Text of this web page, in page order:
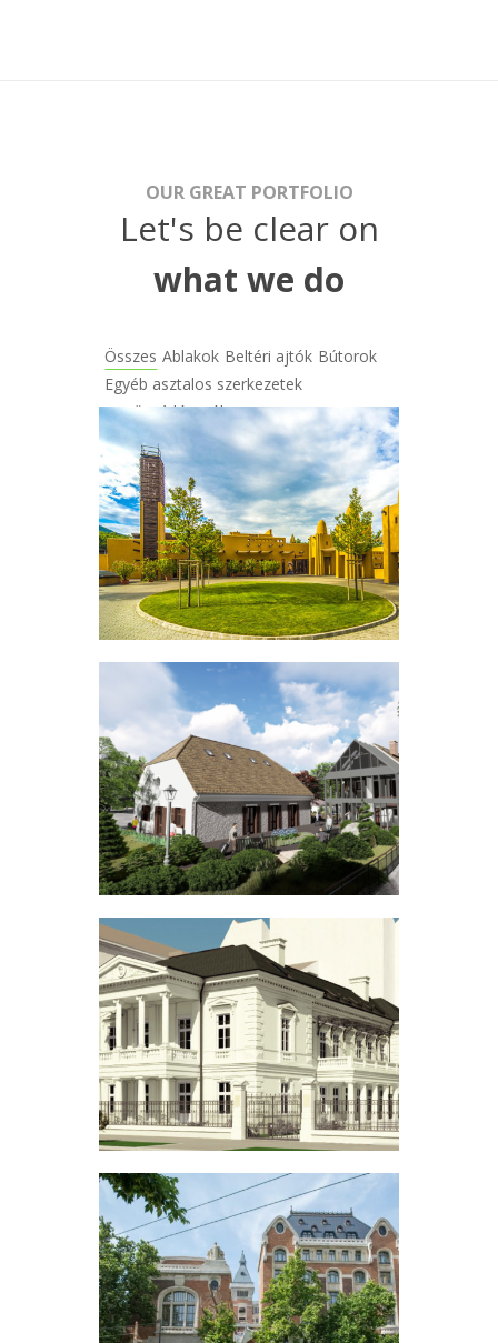
OUR GREAT PORTFOLIO
Let's be clear on
what we do
Összes Ablakok Beltéri ajtók Bútorok
Egyéb asztalos szerkezetek
Fa tűzgátló ajtók